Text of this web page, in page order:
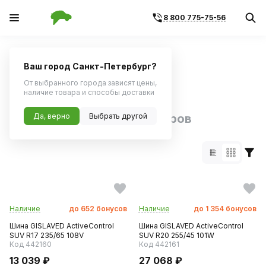
8 800 775-75-56
Поиск по артикулу Поиск по VIN
Бренд GISLAVED:108 товаров
Наличие до 652 бонусов
Шина GISLAVED ActiveControl
SUV R17 235/65 108V
Код 442160
13 039 ₽
Наличие до 1 354 бонусов
Шина GISLAVED ActiveControl
SUV R20 255/45 101W
Код 442161
27 068 ₽
Ваш город Санкт-Петербург?
От выбранного города зависят цены,
наличие товара и способы доставки
Да, верно Выбрать другой